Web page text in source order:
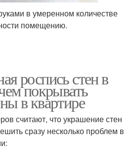
в умеренном количестве
помещению.
роспись стен в
покрывать
в квартире
считают, что украшение стен
сразу несколько проблем в